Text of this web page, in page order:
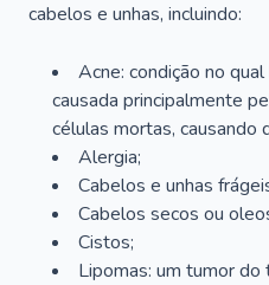
cabelos e unhas, incluindo:
Acne: condição no
causada principalmente
células mortas, causando
Alergia;
Cabelos e unhas
Cabelos secos ou
Cistos;
Lipomas: um tumor